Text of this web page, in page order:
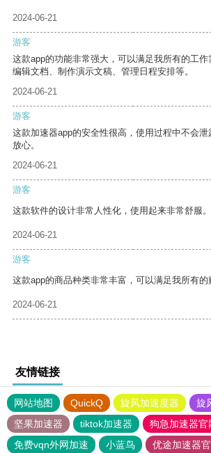
2024-06-21
游客
这款app的功能非常强大，可以满足我所有的工
编辑文档、制作演示文稿、管理日程安排等。
2024-06-21
游客
这款加速器app的安全性很高，使用过程中不会
放心。
2024-06-21
游客
这款软件的设计非常人性化，使用起来非常舒服。
2024-06-21
游客
这款app的商品种类非常丰富，可以满足我所有的
2024-06-21
友情链接
网站地图 QuickQ 旋风加速度器 旋
坚果加速器
tiktok加速器
狗急加速器官
免费vqn外网加速
小蓝鸟 优途加速器